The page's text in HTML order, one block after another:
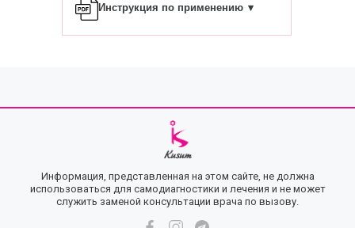
Инструкция по применению ▾
Информация, представленная на этом сайте, не должна
использоваться для самодиагностики и лечения и не может
служить заменой консультации врача по вызову.